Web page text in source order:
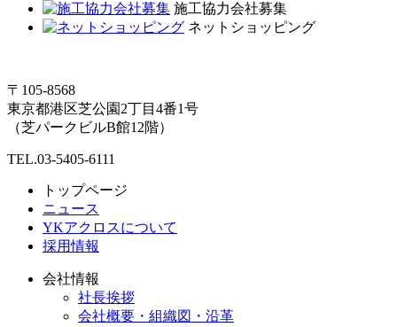
施工協力会社募集
ネットショッピング
〒105-8568
東京都港区芝公園2丁目4番1号
（芝パークビルB館12階）
TEL.03-5405-6111
トップページ
ニュース
YKアクロスについて
採用情報
会社情報
社長挨拶
会社概要・組織図・沿革